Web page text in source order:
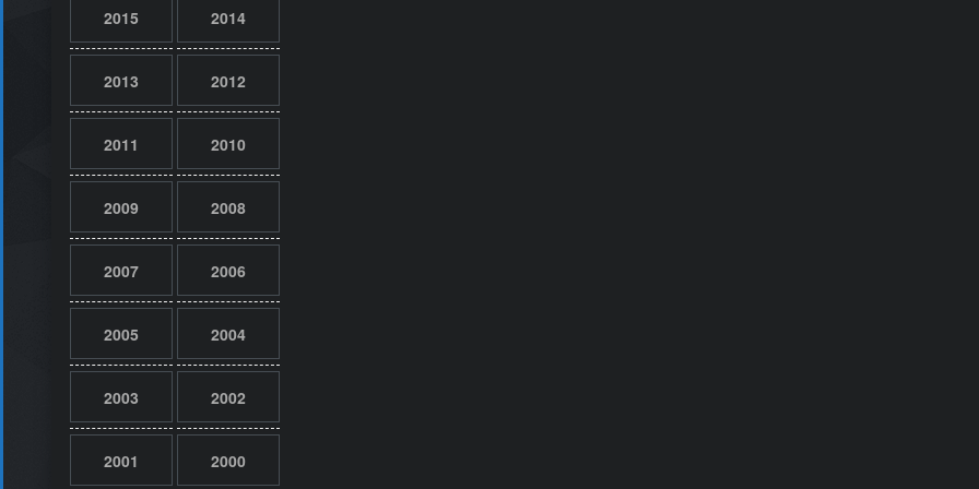
2015 2014
2013 2012
2011 2010
2009 2008
2007 2006
2005 2004
2003 2002
2001 2000